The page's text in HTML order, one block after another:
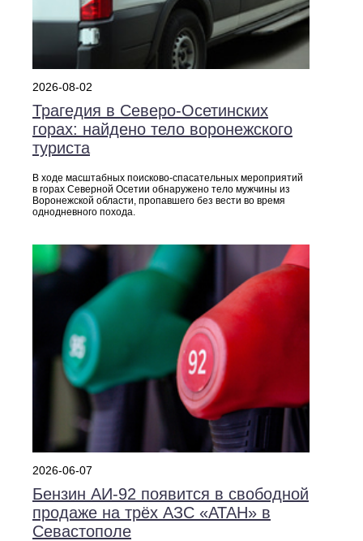
2026-08-02
Трагедия в Северо‑Осетинских
горах: найдено тело воронежского
туриста
В ходе масштабных поисково‑спасательных мероприятий
в горах Северной Осетии обнаружено тело мужчины из
Воронежской области, пропавшего без вести во время
однодневного похода.
2026-06-07
Бензин АИ‑92 появится в свободной
продаже на трёх АЗС «АТАН» в
Севастополе